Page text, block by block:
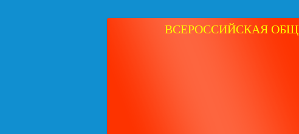
ВСЕРОССИЙСКАЯ